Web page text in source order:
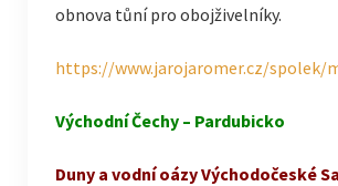
obnova tůní pro obojživelníky.
https://www.jarojaromer.cz/spolek/
Východní Čechy – Pardubicko
Duny a vodní oázy Východočeské